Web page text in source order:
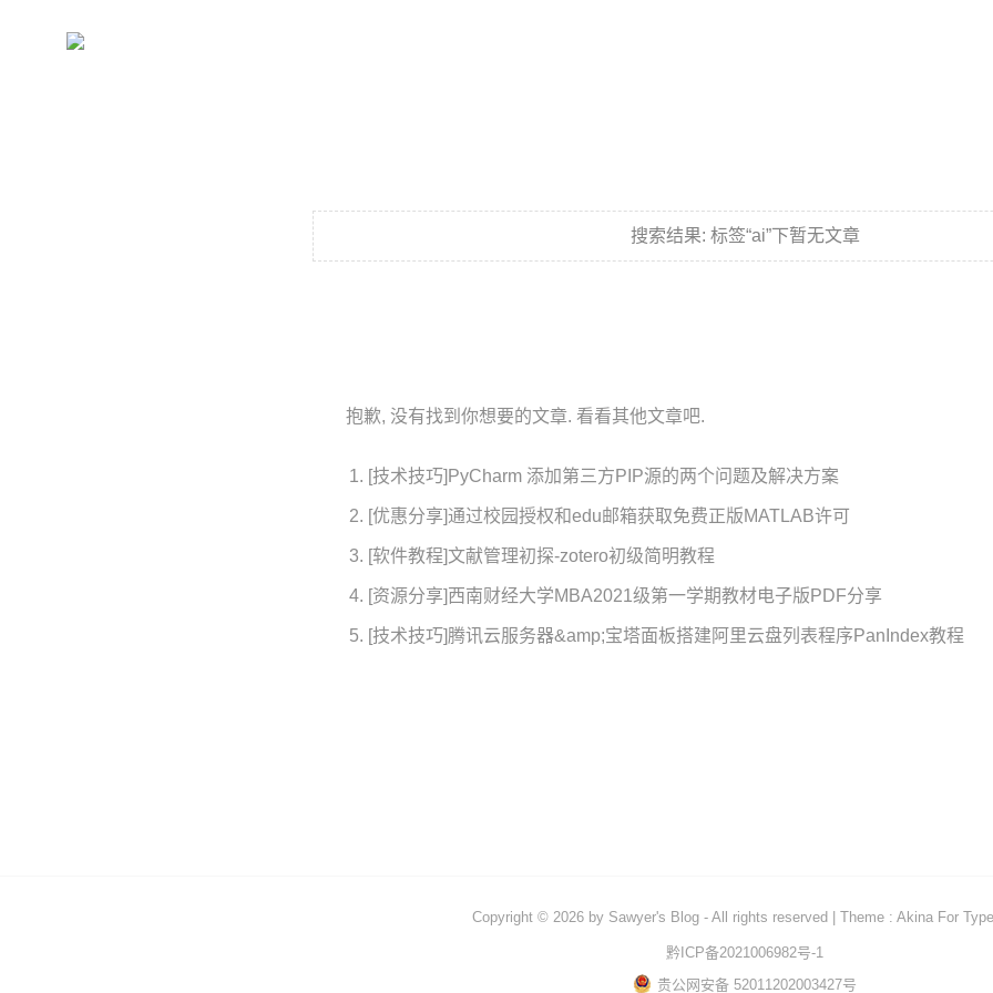
搜索结果: 标签“ai”下暂无文章
抱歉, 没有找到你想要的文章. 看看其他文章吧.
[技术技巧]PyCharm 添加第三方PIP源的两个问题及解决方案
[优惠分享]通过校园授权和edu邮箱获取免费正版MATLAB许可
[软件教程]文献管理初探-zotero初级简明教程
[资源分享]西南财经大学MBA2021级第一学期教材电子版PDF分享
[技术技巧]腾讯云服务器&amp;宝塔面板搭建阿里云盘列表程序PanIndex教程
Copyright © 2026 by Sawyer's Blog - All rights reserved Theme : Akina For
黔ICP备2021006982号-1
贵公网安备 52011202003427号